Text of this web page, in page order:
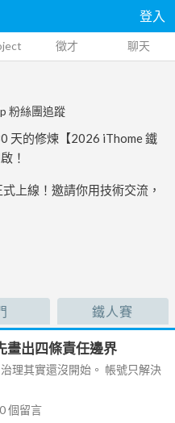
登入
徵才 聊天
粉絲團追蹤
天的修煉【2026 iThome 鐵
！
上線！邀請你用技術交流，
鐵人賽
畫出四條責任邊界
理其實還沒開始。 帳號只解決
0個留言